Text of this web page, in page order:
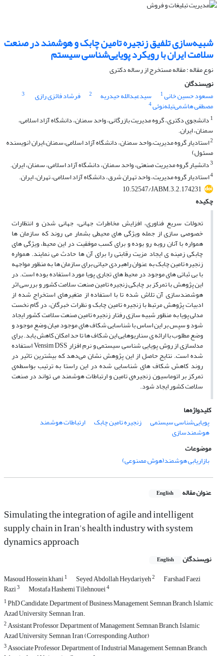
شبیه‌سازی تلفیق زنجیره تامین چابک و هوشمند در صنعت
سلامت ایران با رویکرد پویایی‌شناسی سیستم
نوع مقاله : مقاله مستخرج از رساله دکتری
نویسندگان
مسعود حسین خانی1 سیدعبدالله حیدریه 2 فرشاد فا‌‌ئزی رازی 3
مصطفی هاشمی‌تیله‌نوئی4
1 دانشجوی دکتری، گروه مدیریت بازرگانی، واحد سمنان، دانشگاه آزاد اسلامی،
سمنان، ایران.
2استادیار گروه مدیریت،واحد سمنان، دانشگاه آزاد اسلامی،سمنان،ایران (نویسنده
مسئول)
3دانشیار گروه مدیریت صنعتی، واحد سمنان، دانشگاه آزاد اسلامی، سمنان، ایران.
4استادیار گروه مدیریت، واحد تهران شرق، دانشگاه آزاد اسلامی، تهران، ایران.
10.52547/JABM.3.2.174231
چکیده
تحولات سریع فناوری، افزایش مخاطرات جهانی، جهانی شدن و انتظارات
خصوصی سازی از جمله ویژگی های محیطی بشمار می روند که سازمان ها
همواره با آنان روبه رو بوده و برای کسب موفقیت در این محیط، ویژگی های
چابکی زمینه ی ایجاد مزیت رقابتی را برای آن ها حادث می نمایند. همواره
زنجیره تامین چابک به عنوان راهبردی حیاتی برای سازمان ها به منظور مواجهه
با بی ثباتی های موجود در محیط های تجاری پویا مورد استفاده بوده است. در
این پژوهش با تمرکز بر چابکی زنجیره تامین صنعت سلامت کشور و بررسی اثر
هوشمندسازی آن تلاش شده تا با استفاده از متغیرهای استخراج شده از
ادبیات پژوهش مرتبط با زنجیره تامین چابک و نظرات خبرگان، در گام نخست
مدلی پویا به منظور شبیه سازی رفتار زنجیره تامین صنعت سلامت کشور ایجاد
شود و سپس بر این اساس با شناسایی شکاف های موجود میان وضع موجود و
وضع مطلوب با ارائه ی سناریوهایی این شکاف ها تا حد امکان کاهش یابد. برای
مدلسازی از روش پویایی شناسی سیستمی و نرم افزار Vensim DSS استفاده
شده است. نتایج حاصل از این پژوهش نشان می‌دهد که بیشترین تاثیر در
روند کاهش شکاف های شناسایی شده در این راستا به ترتیب بواسطه‌ی
تمرکز بر اتوماسیون زنجیره‌ی تامین و ارتباطات هوشمند می تواند در صنعت
سلامت کشور ایجاد شود.
کلیدواژه‌ها
پویایی‌شناسی سیستمی
زنجیره تامین چابک ارتباطات هوشمند
هوشمندسازی
موضوعات
بازاریابی هوشمند(هوش مصنوعی)
عنوان مقاله English
Simulating the integration of agile and intelligent
supply chain in Iran's health industry with system
dynamics approach
نویسندگان English
Masoud Hossein khani1 Seyed Abdollah Heydariyeh2 Farshad Faezi
Razi3 Mostafa Hashemi Tilehnouei4
1PhD Candidate, Department of Business Management, Semnan Branch, Islamic
Azad University, Semnan, Iran.
2Assistant Professor, Department of Management, Semnan Branch, Islamic
Azad University, Semnan, Iran (Corresponding Author)
3Associate Professor, Department of Industrial Management, Semnan Branch,